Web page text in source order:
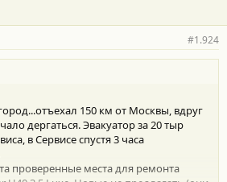
#1.924
150 км от Москвы, вдруг
дергаться. Эвакуатор за 20 тыр
в Сервисе спустя 3 часа
проверенные места для ремонта